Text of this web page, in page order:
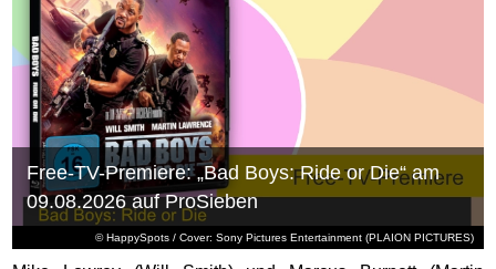
© HappySpots / Cover: Sony Pictures Entertainment (PLAION PICTURES)
Free-TV-Premiere: „Bad Boys: Ride or Die“ am
09.08.2026 auf ProSieben